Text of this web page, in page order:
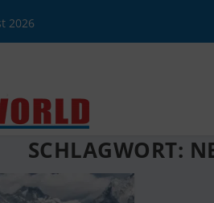
2026
SCHLAGWORT: